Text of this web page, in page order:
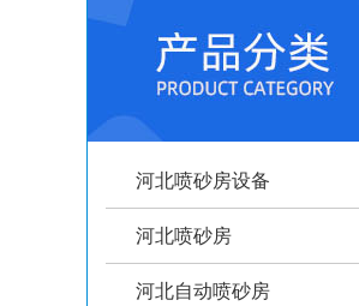
河北喷砂房设备
河北喷砂房
河北自动喷砂房